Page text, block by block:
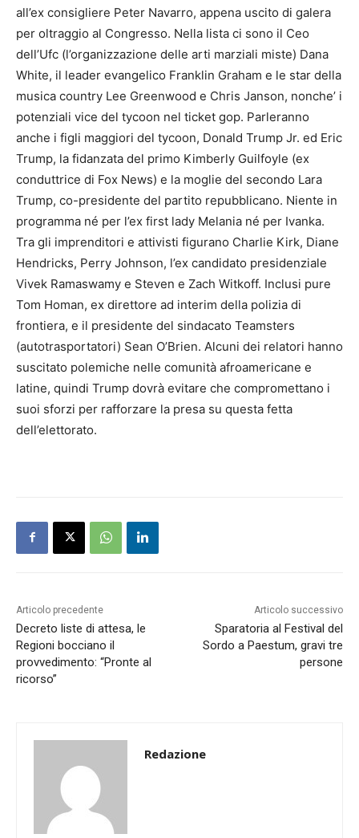
all’ex consigliere Peter Navarro, appena uscito di galera
per oltraggio al Congresso. Nella lista ci sono il Ceo
dell’Ufc (l’organizzazione delle arti marziali miste) Dana
White, il leader evangelico Franklin Graham e le star della
musica country Lee Greenwood e Chris Janson, nonche’ i
potenziali vice del tycoon nel ticket gop. Parleranno
anche i figli maggiori del tycoon, Donald Trump Jr. ed Eric
Trump, la fidanzata del primo Kimberly Guilfoyle (ex
conduttrice di Fox News) e la moglie del secondo Lara
Trump, co-presidente del partito repubblicano. Niente in
programma né per l’ex first lady Melania né per Ivanka.
Tra gli imprenditori e attivisti figurano Charlie Kirk, Diane
Hendricks, Perry Johnson, l’ex candidato presidenziale
Vivek Ramaswamy e Steven e Zach Witkoff. Inclusi pure
Tom Homan, ex direttore ad interim della polizia di
frontiera, e il presidente del sindacato Teamsters
(autotrasportatori) Sean O’Brien. Alcuni dei relatori hanno
suscitato polemiche nelle comunità afroamericane e
latine, quindi Trump dovrà evitare che compromettano i
suoi sforzi per rafforzare la presa su questa fetta
dell’elettorato.
Articolo precedente
Decreto liste di attesa, le
Regioni bocciano il
provvedimento: “Pronte al
ricorso”
Articolo successivo
Sparatoria al Festival del
Sordo a Paestum, gravi tre
persone
Redazione